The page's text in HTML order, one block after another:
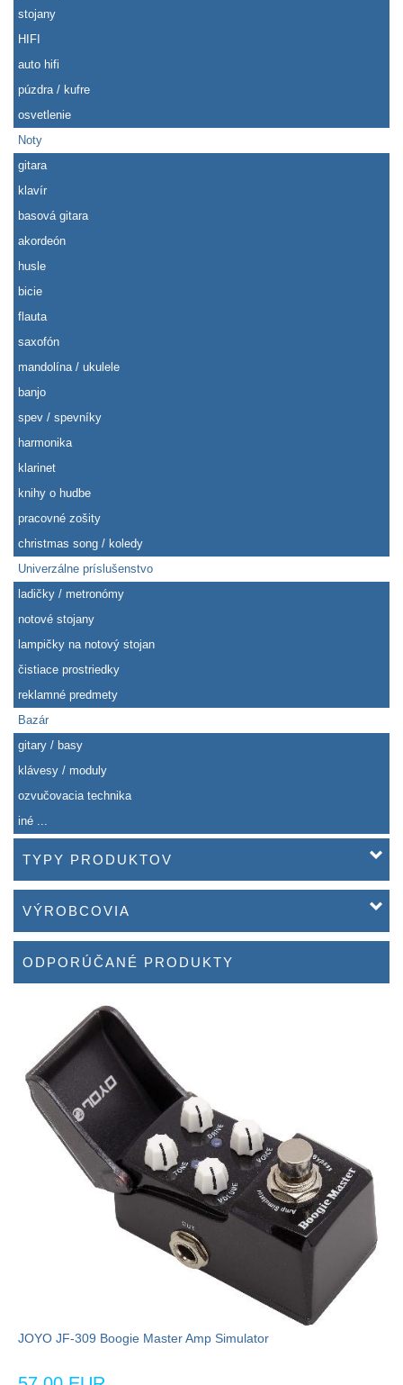
stojany
HIFI
auto hifi
púzdra / kufre
osvetlenie
Noty
gitara
klavír
basová gitara
akordeón
husle
bicie
flauta
saxofón
mandolína / ukulele
banjo
spev / spevníky
harmonika
klarinet
knihy o hudbe
pracovné zošity
christmas song / koledy
Univerzálne príslušenstvo
ladičky / metronómy
notové stojany
lampičky na notový stojan
čistiace prostriedky
reklamné predmety
Bazár
gitary / basy
klávesy / moduly
ozvučovacia technika
iné ...
TYPY PRODUKTOV
VÝROBCOVIA
ODPORÚČANÉ PRODUKTY
JOYO JF-309 Boogie Master Amp Simulator